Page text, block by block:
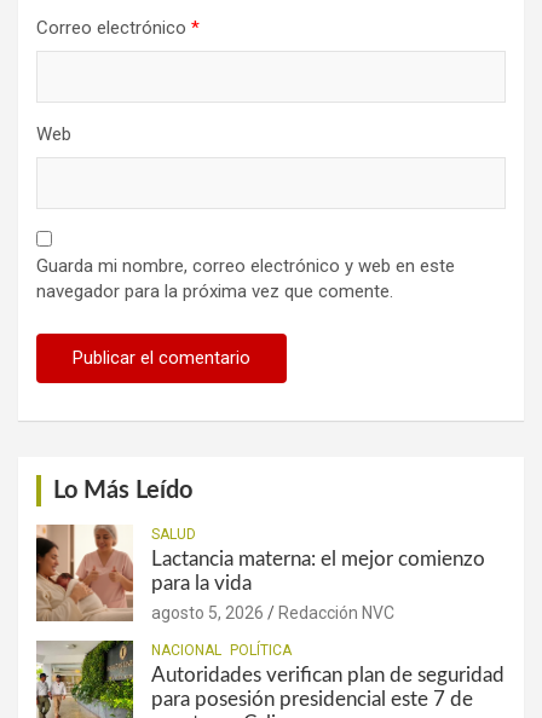
Correo electrónico *
Web
Guarda mi nombre, correo electrónico y web en este
navegador para la próxima vez que comente.
Lo Más Leído
SALUD
Lactancia materna: el mejor comienzo
para la vida
agosto 5, 2026 Redacción NVC
NACIONAL POLÍTICA
Autoridades verifican plan de seguridad
para posesión presidencial este 7 de